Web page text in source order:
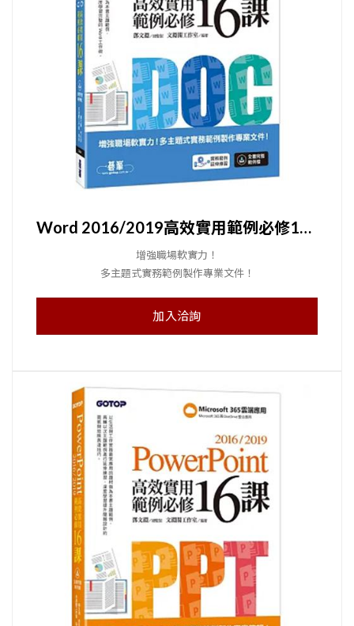
Word 2016/2019高效實用範例必修16課
增強職場軟實力！
多主題式實務範例製作專業文件！
加入洽詢